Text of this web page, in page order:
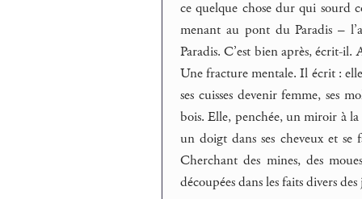
ce quelque chose dur qui sourd
menant au pont du Paradis –
Paradis. C’est bien après, écrit-
Une fracture mentale. Il écrit :
ses cuisses devenir femme, ses
bois. Elle, penchée, un miroir à
un doigt dans ses cheveux et se
Cherchant des mines, des
découpées dans les faits divers